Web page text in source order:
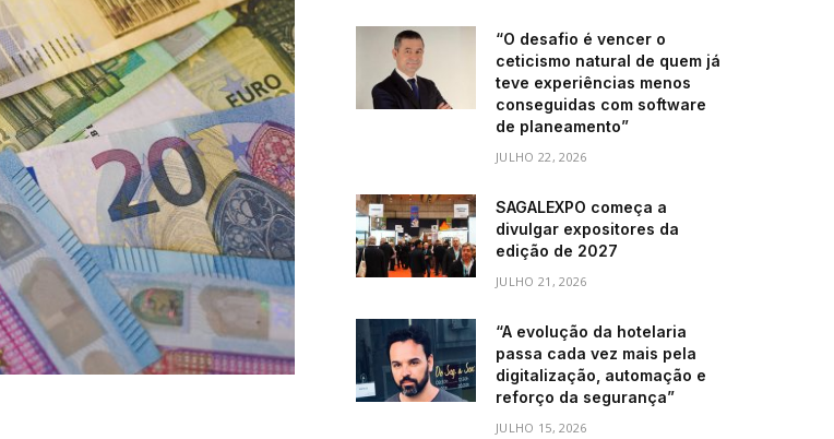
“O desafio é vencer o
ceticismo natural de quem já
teve experiências menos
conseguidas com software
de planeamento”
JULHO 22, 2026
SAGALEXPO começa a
divulgar expositores da
edição de 2027
JULHO 21, 2026
“A evolução da hotelaria
passa cada vez mais pela
digitalização, automação e
reforço da segurança”
JULHO 15, 2026